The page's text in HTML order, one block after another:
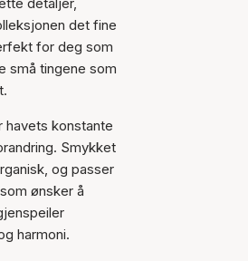
det fine
for deg som
små tingene som
havets konstante
Smykket
og passer
ønsker å
harmoni.